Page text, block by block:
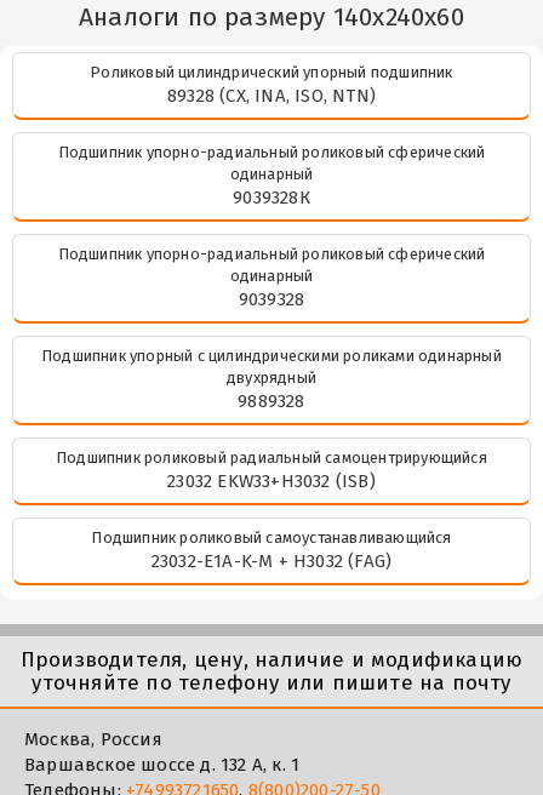
Аналоги по размеру 140x240x60
Роликовый цилиндрический упорный подшипник
89328 (CX, INA, ISO, NTN)
Подшипник упорно-радиальный роликовый сферический
одинарный
9039328К
Подшипник упорно-радиальный роликовый сферический
одинарный
9039328
Подшипник упорный с цилиндрическими роликами одинарный
двухрядный
9889328
Подшипник роликовый радиальный самоцентрирующийся
23032 EKW33+H3032 (ISB)
Подшипник роликовый самоустанавливающийся
23032-E1A-K-M + H3032 (FAG)
Производителя, цену, наличие и модификацию
уточняйте по телефону или пишите на почту
Москва, Россия
Варшавское шоссе д. 132 А, к. 1
Телефоны: +74993721650, 8(800)200-27-50